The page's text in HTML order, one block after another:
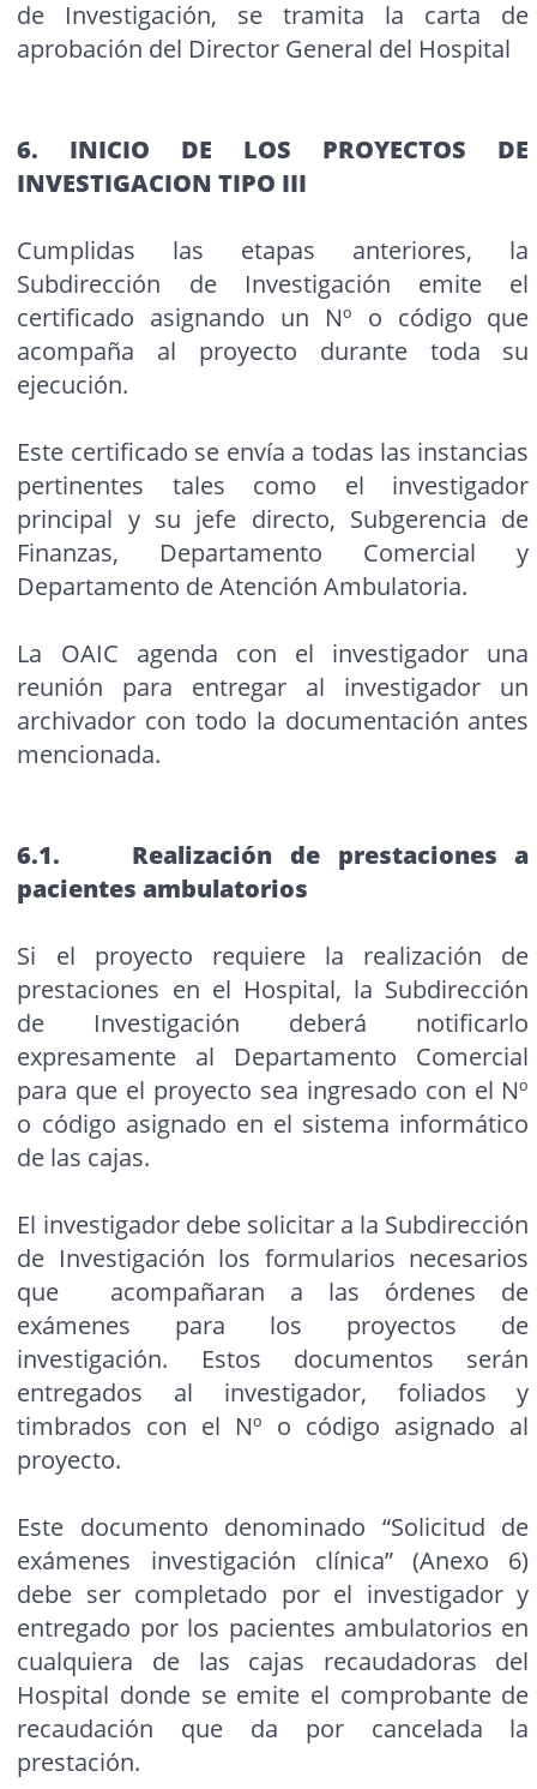
de Investigación, se tramita la carta de
aprobación del Director General del Hospital
6. INICIO DE LOS PROYECTOS DE
INVESTIGACION TIPO III
Cumplidas las etapas anteriores, la
Subdirección de Investigación emite el
certificado asignando un Nº o código que
acompaña al proyecto durante toda su
ejecución.
Este certificado se envía a todas las instancias
pertinentes tales como el investigador
principal y su jefe directo, Subgerencia de
Finanzas, Departamento Comercial y
Departamento de Atención Ambulatoria.
La OAIC agenda con el investigador una
reunión para entregar al investigador un
archivador con todo la documentación antes
mencionada.
6.1. Realización de prestaciones a
pacientes ambulatorios
Si el proyecto requiere la realización de
prestaciones en el Hospital, la Subdirección
de Investigación deberá notificarlo
expresamente al Departamento Comercial
para que el proyecto sea ingresado con el Nº
o código asignado en el sistema informático
de las cajas.
El investigador debe solicitar a la Subdirección
de Investigación los formularios necesarios
que acompañaran a las órdenes de
exámenes para los proyectos de
investigación. Estos documentos serán
entregados al investigador, foliados y
timbrados con el Nº o código asignado al
proyecto.
Este documento denominado “Solicitud de
exámenes investigación clínica” (Anexo 6)
debe ser completado por el investigador y
entregado por los pacientes ambulatorios en
cualquiera de las cajas recaudadoras del
Hospital donde se emite el comprobante de
recaudación que da por cancelada la
prestación.